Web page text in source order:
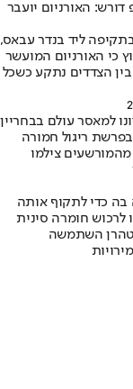
האורניום יועבר
בתקיפה ליד בנדר עבאס,
כי האורניום המועשר
הצדדים נתקע כשכל
ריגול חמורה
צילמו
בה כדי לתקוף אותה
לרכוש חומרה סינית
טהרן השתמשה